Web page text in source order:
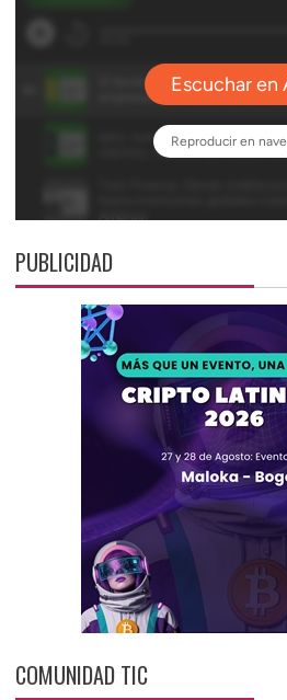
PUBLICIDAD
COMUNIDAD TIC